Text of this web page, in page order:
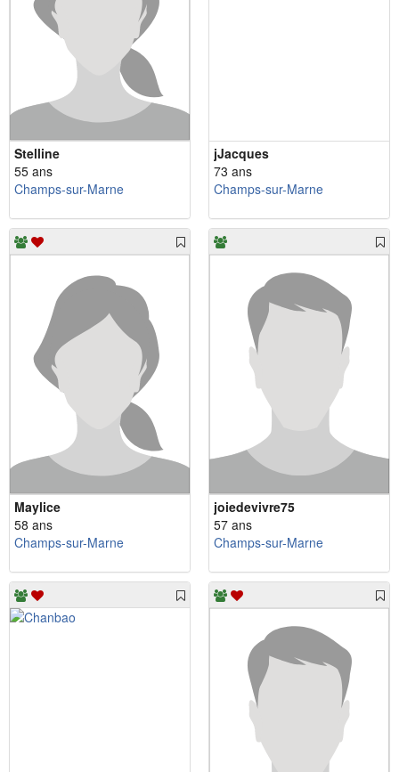
Stelline
55 ans
Champs-sur-Marne
jJacques
73 ans
Champs-sur-Marne
Maylice
58 ans
Champs-sur-Marne
joiedevivre75
57 ans
Champs-sur-Marne